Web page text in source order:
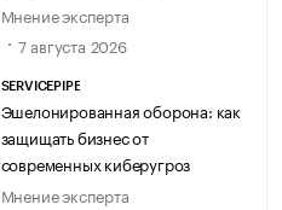
Мнение эксперта
7 августа 2026
SERVICEPIPE
Эшелонированная оборона: как
защищать бизнес от
современных киберугроз
Мнение эксперта